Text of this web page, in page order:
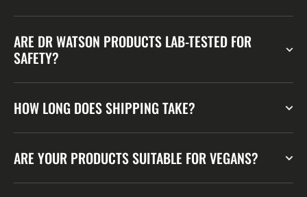
ARE DR WATSON PRODUCTS LAB-TESTED FOR
SAFETY?
HOW LONG DOES SHIPPING TAKE?
ARE YOUR PRODUCTS SUITABLE FOR VEGANS?